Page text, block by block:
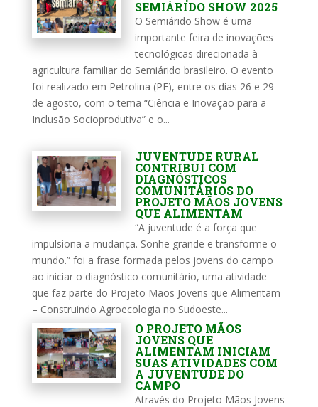
SEMIÁRIDO SHOW 2025
O Semiárido Show é uma
importante feira de inovações
tecnológicas direcionada à
agricultura familiar do Semiárido brasileiro. O evento
foi realizado em Petrolina (PE), entre os dias 26 e 29
de agosto, com o tema “Ciência e Inovação para a
Inclusão Socioprodutiva” e o...
JUVENTUDE RURAL
CONTRIBUI COM
DIAGNÓSTICOS
COMUNITÁRIOS DO
PROJETO MÃOS JOVENS
QUE ALIMENTAM
“A juventude é a força que
impulsiona a mudança. Sonhe grande e transforme o
mundo.” foi a frase formada pelos jovens do campo
ao iniciar o diagnóstico comunitário, uma atividade
que faz parte do Projeto Mãos Jovens que Alimentam
– Construindo Agroecologia no Sudoeste...
O PROJETO MÃOS
JOVENS QUE
ALIMENTAM INICIAM
SUAS ATIVIDADES COM
A JUVENTUDE DO
CAMPO
Através do Projeto Mãos Jovens